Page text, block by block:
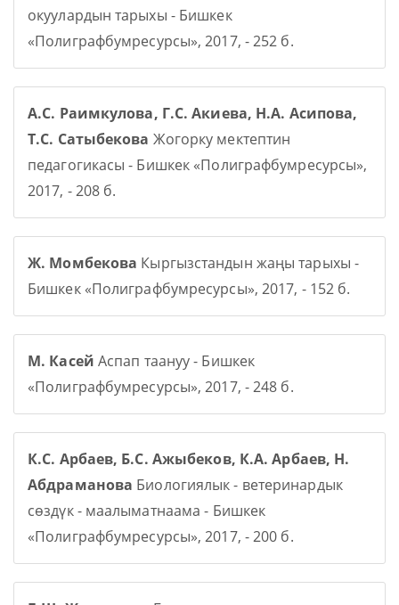
окуулардын тарыхы - Бишкек
«Полиграфбумресурсы», 2017, - 252 б.
А.С. Раимкулова, Г.С. Акиева, Н.А. Асипова,
Т.С. Сатыбекова Жогорку мектептин
педагогикасы - Бишкек «Полиграфбумресурсы»,
2017, - 208 б.
Ж. Момбекова Кыргызстандын жаңы тарыхы -
Бишкек «Полиграфбумресурсы», 2017, - 152 б.
М. Касей Аспап таануу - Бишкек
«Полиграфбумресурсы», 2017, - 248 б.
К.С. Арбаев, Б.С. Ажыбеков, К.А. Арбаев, Н.
Абдраманова Биологиялык - ветеринардык
сөздүк - маалыматнаама - Бишкек
«Полиграфбумресурсы», 2017, - 200 б.